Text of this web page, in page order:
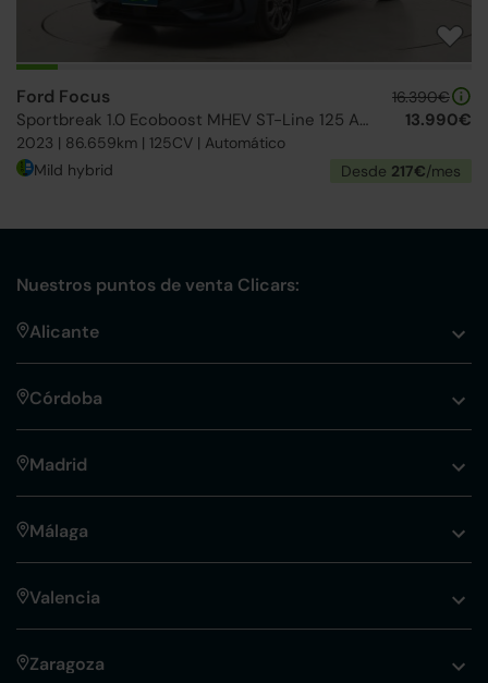
Ford Focus
Sportbreak 1.0 Ecoboost MHEV ST-Line 125 Aut.
2023 | 86.659km | 125CV | Automático
16.390€
13.990€
Mild hybrid Desde 217€/mes
Nuestros puntos de venta Clicars:
Alicante
Córdoba
Madrid
Málaga
Valencia
Zaragoza